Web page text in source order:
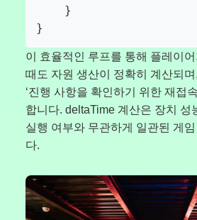
    }
}
이 효율적인 루프를 통해 플레이
때도 자원 생산이 정확히 계산되
‘진행 사항을 확인하기 위한 재접
합니다. deltaTime 계산은 장치 성
실행 여부와 무관하게 일관된 게
다.